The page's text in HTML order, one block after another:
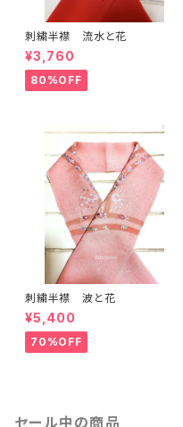
刺繍半襟 流水と花
¥3,760
80%OFF
刺繍半襟 波と花
¥5,400
70%OFF
セール中の商品